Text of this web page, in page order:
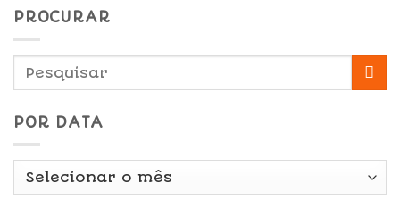
PROCURAR
POR DATA
Por